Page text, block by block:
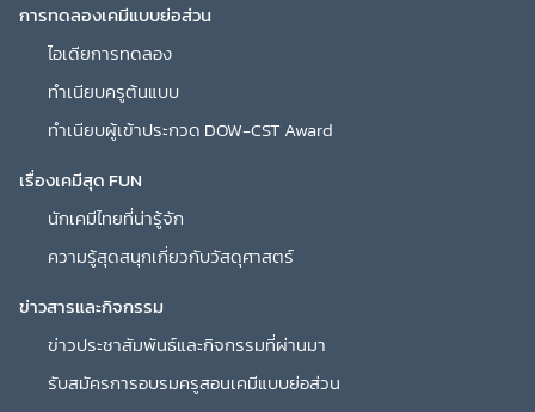
การทดลองเคมีแบบย่อส่วน
ไอเดียการทดลอง
ทำเนียบครูต้นแบบ
ทำเนียบผู้เข้าประกวด DOW-CST Award
เรื่องเคมีสุด FUN
นักเคมีไทยที่น่ารู้จัก
ความรู้สุดสนุกเกี่ยวกับวัสดุศาสตร์
ข่าวสารและกิจกรรม
ข่าวประชาสัมพันธ์และกิจกรรมที่ผ่านมา
รับสมัครการอบรมครูสอนเคมีแบบย่อส่วน